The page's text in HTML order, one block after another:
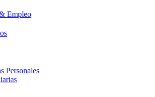
Empleo
Personales